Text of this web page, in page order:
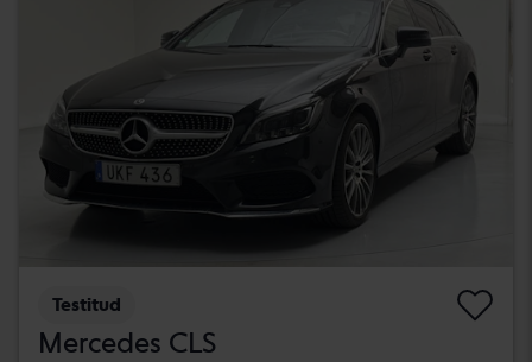
Testitud
Mercedes CLS